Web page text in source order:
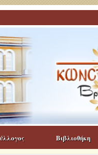
Βιβλιοθήκη